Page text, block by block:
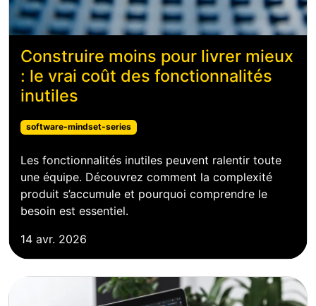
Construire moins pour livrer mieux
: le vrai coût des fonctionnalités
inutiles
software-mindset-series
Les fonctionnalités inutiles peuvent ralentir toute
une équipe. Découvrez comment la complexité
produit s’accumule et pourquoi comprendre le
besoin est essentiel.
14 avr. 2026